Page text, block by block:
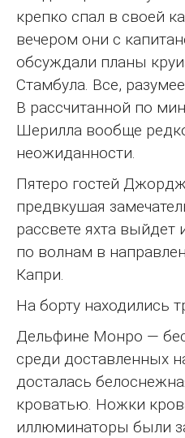
крепко спал в своей
вечером они с
обсуждали планы
Стамбула. Все,
В рассчитанной по
Шерилла вообще
неожиданности.
Пятеро гостей
предвкушая
рассвете яхта выйдет
по волнам в
Капри.
На борту находились
Дельфине Монро —
среди доставленных
досталась
кроватью. Ножки
иллюминаторы были